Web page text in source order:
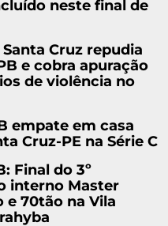
neste final de
Cruz repudia
e cobra apuração
de violência no
empate em casa
Cruz-PE na Série C
Final do 3º
interno Master
e 70tão na Vila